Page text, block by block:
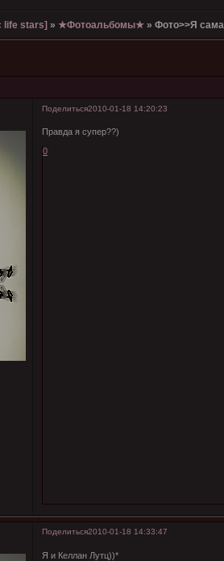
life stars] »★Фотоальбомы★ »Фото>>Я
Поделиться2010-01-18 14:20:23
Правда я супер??)
0
Поделиться2010-01-18 14:33:47
Я и Келлан Лутц))*